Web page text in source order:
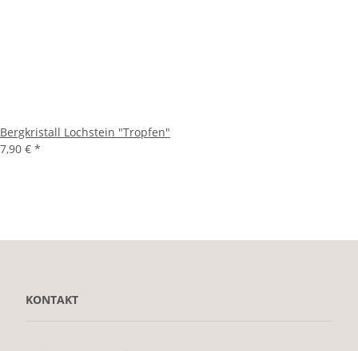
Bergkristall Lochstein "Tropfen"
7,90 € *
KONTAKT